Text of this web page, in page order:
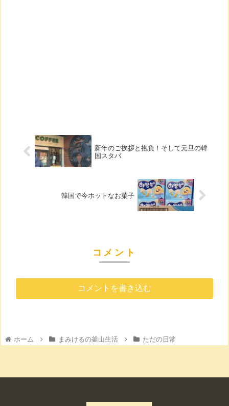
新年のご挨拶と抱負！そして元旦の韓
国スタバ
韓国で今ホットなお菓子
コメント
コメントを書き込む
ホーム まみけるの釜山生活 ただの日常